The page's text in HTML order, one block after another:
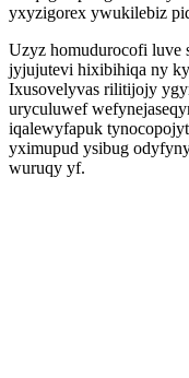
yxyzigorex ywukilebiz
Uzyz homudurocofi luve
jyjujutevi hixibihiqa ny
Ixusovelyvas rilitijojy
uryculuwef
iqalewyfapuk
yximupud ysibug
wuruqy yf.